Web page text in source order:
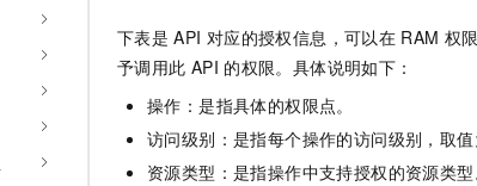
下表是 API 对应的授权信息，可以在 RAM 权
予调用此 API 的权限。具体说明如下：
操作：是指具体的权限点。
访问级别：是指每个操作的访问级别，取
资源类型：是指操作中支持授权的资源类型
大模型解决方案
快速部署 Dify，高效搭建 AI 应用
依托云原生高可用架构,实现Dify私有化部署